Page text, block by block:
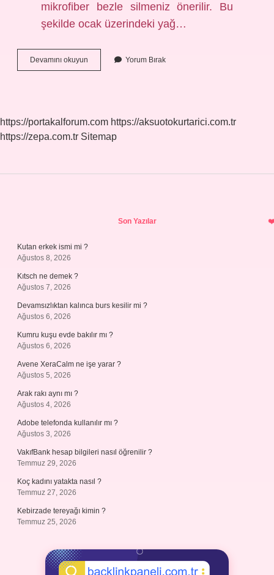
mikrofiber bezle silmeniz önerilir. Bu
şekilde ocak üzerindeki yağ…
Devamını okuyun
Eşya
Yorum Bırak
https://portakalforum.com https://aksuotokurtarici.com.tr
https://zepa.com.tr Sitemap
Son Yazılar
Kutan erkek ismi mi ?
Ağustos 8, 2026
Kıtsch ne demek ?
Ağustos 7, 2026
Devamsızlıktan kalınca burs kesilir mi ?
Ağustos 6, 2026
Kumru kuşu evde bakılır mı ?
Ağustos 6, 2026
Avene XeraCalm ne işe yarar ?
Ağustos 5, 2026
Arak rakı aynı mı ?
Ağustos 4, 2026
Adobe telefonda kullanılır mı ?
Ağustos 3, 2026
VakıfBank hesap bilgileri nasıl öğrenilir ?
Temmuz 29, 2026
Koç kadını yatakta nasıl ?
Temmuz 27, 2026
Kebirzade tereyağı kimin ?
Temmuz 25, 2026